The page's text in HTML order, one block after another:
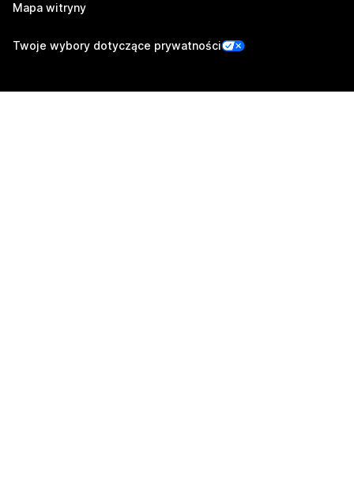
Mapa witryny
Twoje wybory dotyczące prywatności